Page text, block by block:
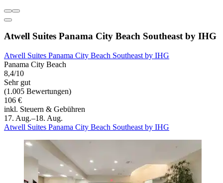
Atwell Suites Panama City Beach Southeast by IHG
Atwell Suites Panama City Beach Southeast by IHG
Panama City Beach
8,4/10
Sehr gut
(1.005 Bewertungen)
106 €
inkl. Steuern & Gebühren
17. Aug.–18. Aug.
Atwell Suites Panama City Beach Southeast by IHG